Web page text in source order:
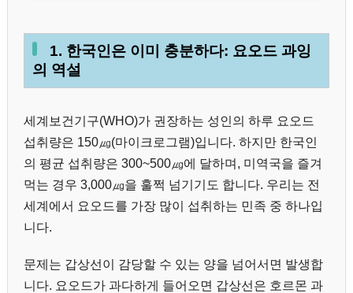
1. 한국인은 이미 충분하다: 요오드 과잉
의 역설
세계보건기구(WHO)가 권장하는 성인의 하루 요오드
섭취량은 150㎍(마이크로그램)입니다. 하지만 한국인
의 평균 섭취량은 300~500㎍에 달하며, 미역국을 즐겨
먹는 경우 3,000㎍을 훌쩍 넘기기도 합니다. 우리는 전
세계에서 요오드를 가장 많이 섭취하는 민족 중 하나입
니다.
문제는 갑상선이 감당할 수 있는 양을 넘어서면 발생합
니다. 요오드가 과다하게 들어오면 갑상선은 호르몬 과